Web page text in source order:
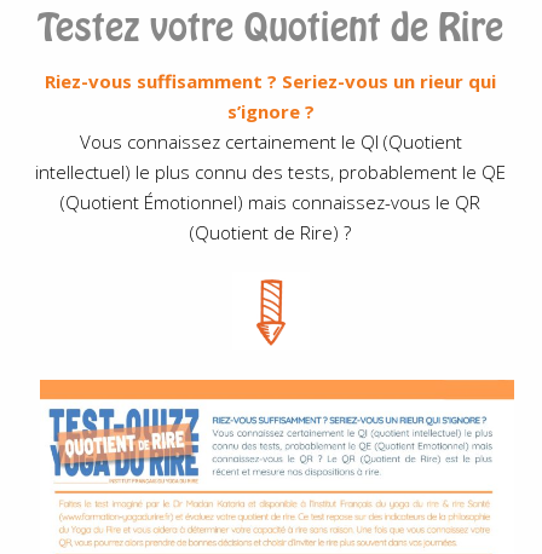
Testez votre Quotient de Rire
Riez-vous suffisamment ? Seriez-vous un rieur qui
s’ignore ?
Vous connaissez certainement le QI (Quotient
intellectuel) le plus connu des tests, probablement le QE
(Quotient Émotionnel) mais connaissez-vous le QR
(Quotient de Rire) ?